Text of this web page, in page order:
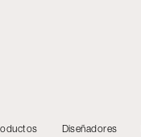
Diseñadores